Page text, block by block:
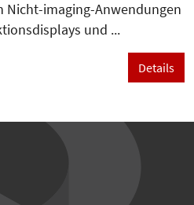
Nicht-imaging-Anwendungen
und ...
Details